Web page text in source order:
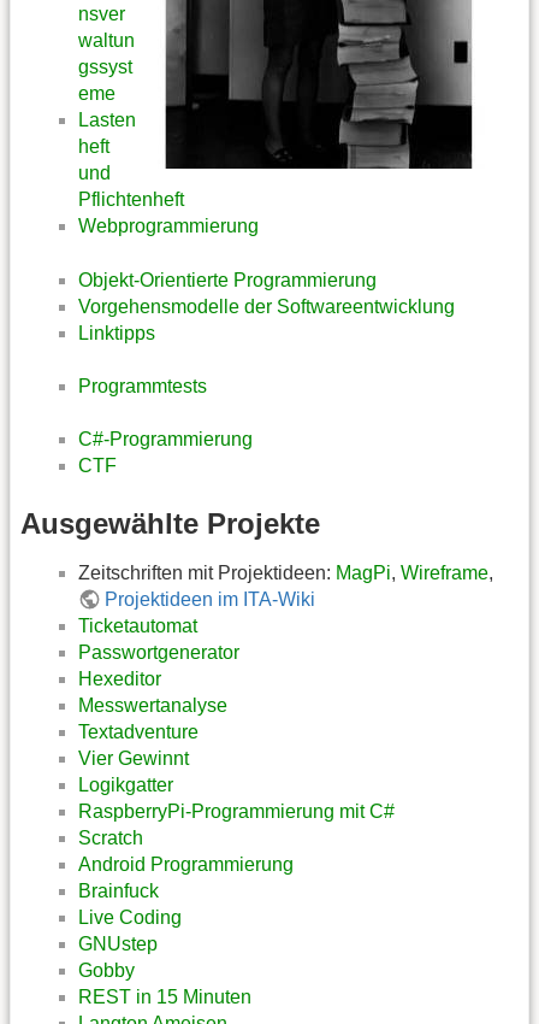
nsver
waltun
gssyst
eme
Lasten
heft
und
Pflichtenheft
Webprogrammierung
Objekt-Orientierte Programmierung
Vorgehensmodelle der Softwareentwicklung
Linktipps
Programmtests
C#-Programmierung
CTF
Ausgewählte Projekte
Zeitschriften mit Projektideen: MagPi, Wireframe,
Projektideen im ITA-Wiki
Ticketautomat
Passwortgenerator
Hexeditor
Messwertanalyse
Textadventure
Vier Gewinnt
Logikgatter
RaspberryPi-Programmierung mit C#
Scratch
Android Programmierung
Brainfuck
Live Coding
GNUstep
Gobby
REST in 15 Minuten